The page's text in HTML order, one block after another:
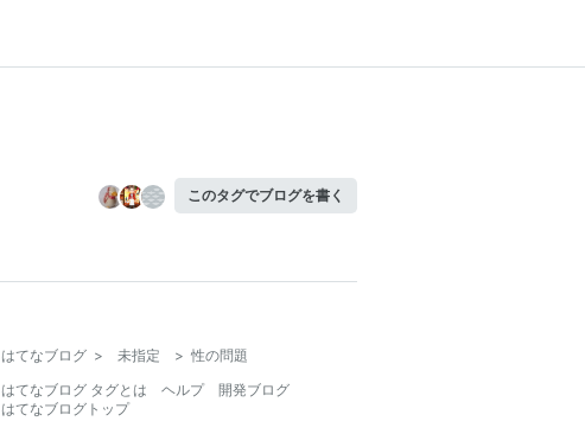
このタグでブログを書く
はてなブログ > 未指定 > 性の問題
はてなブログ タグとは
ヘルプ
開発ブログ
はてなブログトップ